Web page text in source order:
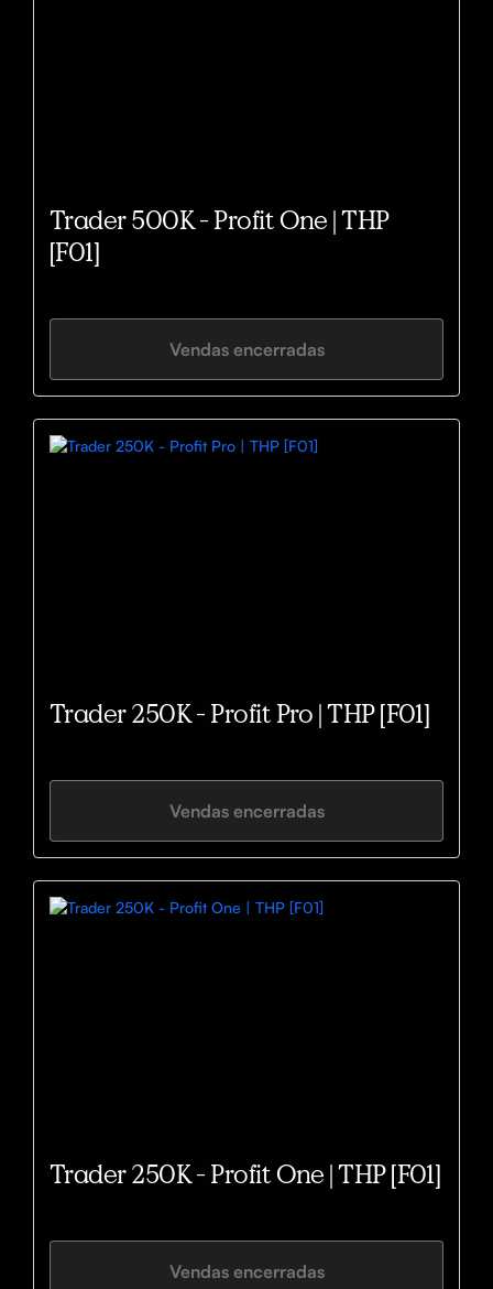
Trader 500K - Profit One | THP
[F01]
Vendas encerradas
Trader 250K - Profit Pro | THP [F01]
Vendas encerradas
Trader 250K - Profit One | THP [F01]
Vendas encerradas